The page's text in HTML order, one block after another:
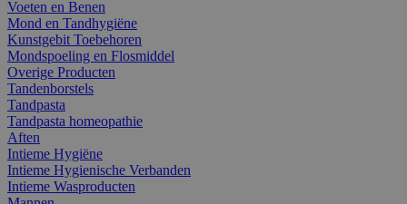
Voeten en Benen
Mond en Tandhygiëne
Kunstgebit Toebehoren
Mondspoeling en Flosmiddel
Overige Producten
Tandenborstels
Tandpasta
Tandpasta homeopathie
Aften
Intieme Hygiëne
Intieme Hygienische Verbanden
Intieme Wasproducten